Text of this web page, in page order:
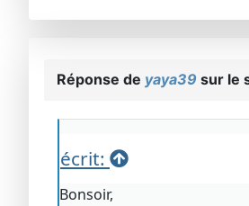
Réponse de yaya39 sur le
écrit:
Bonsoir,